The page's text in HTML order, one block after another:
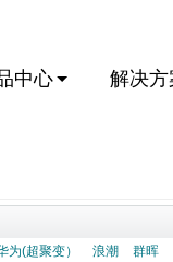
中心 解决方
为(超聚变） 浪潮
群晖